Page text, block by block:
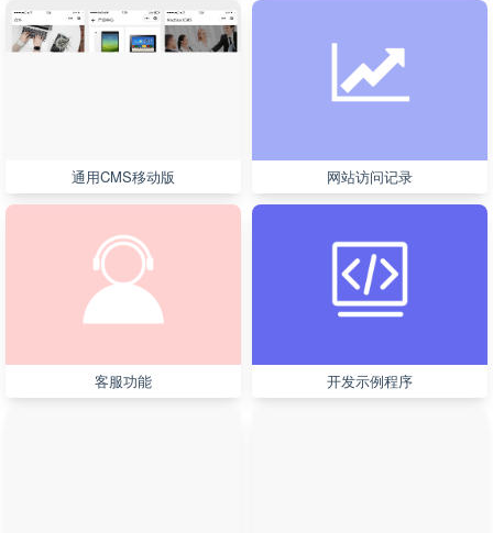
通用CMS移动版 网站访问记录
客服功能 开发示例程序